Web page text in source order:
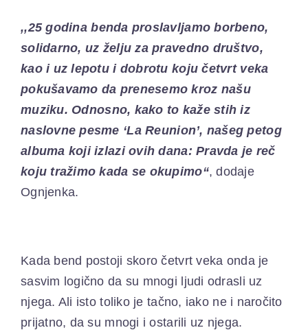
,,25 godina benda proslavljamo borbeno,
solidarno, uz želju za pravedno društvo,
kao i uz lepotu i dobrotu koju četvrt veka
pokušavamo da prenesemo kroz našu
muziku. Odnosno, kako to kaže stih iz
naslovne pesme ‘LaReunion’, našeg petog
albuma koji izlazi ovih dana:Pravda je reč
koju tražimo kada se okupimo“, dodaje
Ognjenka.
Kada bend postoji skoro četvrt veka onda je
sasvim logično da su mnogi ljudi odrasli uz
njega. Ali isto toliko je tačno, iako ne i naročito
prijatno, da su mnogi i ostarili uz njega.